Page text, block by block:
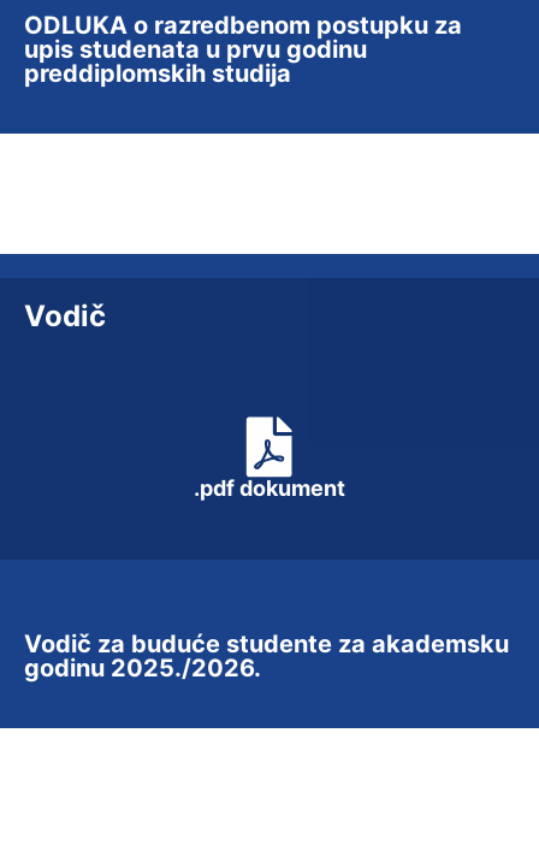
ODLUKA o razredbenom postupku za
upis studenata u prvu godinu
preddiplomskih studija
Vodič
.pdf dokument
Vodič za buduće studente za akademsku
godinu 2025./2026.